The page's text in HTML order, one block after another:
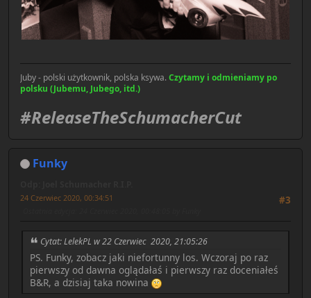
Juby - polski użytkownik, polska ksywa.Czytamy i odmieniamy po
polsku (Jubemu, Jubego, itd.)
#ReleaseTheSchumacherCut
Funky
#3
24 Czerwiec 2020, 00:34:51
Cytat: LelekPL w 22 Czerwiec 2020, 21:05:26
PS. Funky, zobacz jaki niefortunny los. Wczoraj po raz
pierwszy od dawna oglądałaś i pierwszy raz doceniałeś
B&R, a dzisiaj taka nowina